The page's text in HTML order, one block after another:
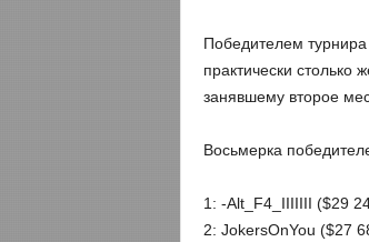
Победителем
практически столько
занявшему второе
Восьмерка
1: -Alt_F4_IIIIIII ($29
2: JokersOnYou ($27